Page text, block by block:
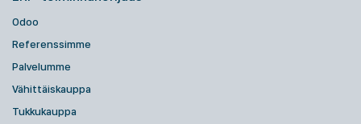
Odoo
Referenssimme
Palvelumme
Vähittäiskauppa
Tukkukauppa